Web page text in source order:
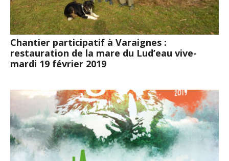
Chantier participatif à Varaignes :
restauration de la mare du Lud’eau vive-
mardi 19 février 2019